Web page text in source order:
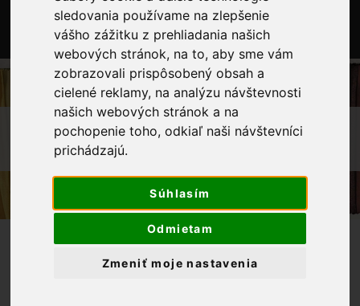
sledovania používame na zlepšenie
vášho zážitku z prehliadania našich
webových stránok, na to, aby sme vám
zobrazovali prispôsobený obsah a
cielené reklamy, na analýzu návštevnosti
našich webových stránok a na
pochopenie toho, odkiaľ naši návštevníci
prichádzajú.
Súhlasím
Odmietam
Zmeniť moje nastavenia
OBCHOD GALANTÉRIA
KRAJKA PALIČKOVANÁ 17 MM ČIERNA